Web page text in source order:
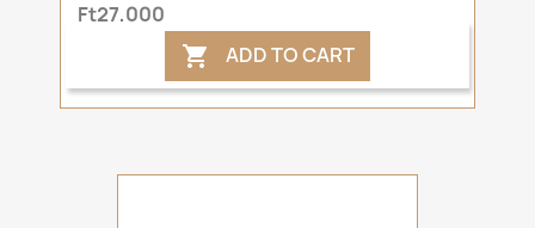
Ft27,000
 ADD TO CART